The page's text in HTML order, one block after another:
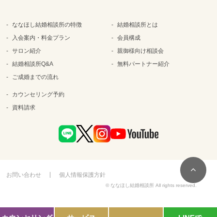
ななほし結婚相談所の特徴
入会案内・料金プラン
サロン紹介
結婚相談所Q&A
ご成婚までの流れ
結婚相談所とは
会員構成
親御様向け相談会
無料パートナー紹介
カウンセリング予約
資料請求
お問い合わせ 個人情報保護方針
© ななほし結婚相談所 All rights reserved.